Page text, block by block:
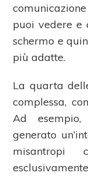
puoi vedere e
schermo e
più adatte.
La quarta
complessa,
Ad
generato
misantropi